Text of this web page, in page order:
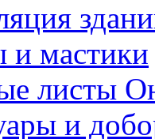
мастики
листы
и